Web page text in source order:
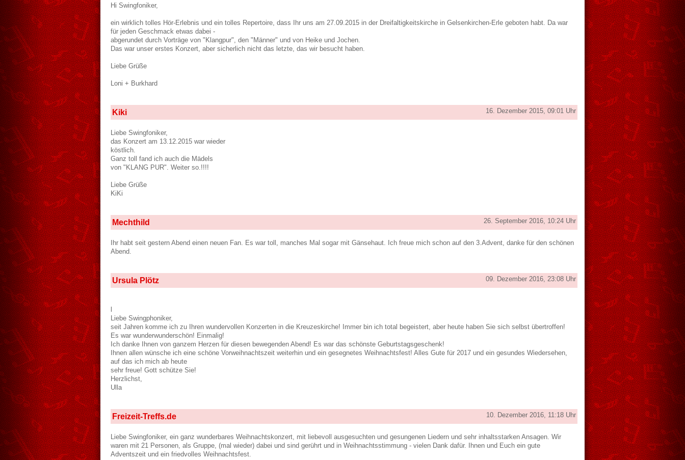
Hi Swingfoniker,
ein wirklich tolles Hör-Erlebnis und ein tolles Repertoire, dass Ihr uns am 27.09.2015 in der Dreifaltigkeitskirche in Gelsenkirchen-Erle geboten habt. Da war
für jeden Geschmack etwas dabei -
abgerundet durch Vorträge von "Klangpur", den "Männer" und von Heike und Jochen.
Das war unser erstes Konzert, aber sicherlich nicht das letzte, das wir besucht haben.
Liebe Grüße
Loni + Burkhard
16. Dezember 2015, 09:01 Uhr
Kiki
Liebe Swingfoniker,
das Konzert am 13.12.2015 war wieder
köstlich.
Ganz toll fand ich auch die Mädels
von "KLANG PUR". Weiter so.!!!!
Liebe Grüße
KiKi
26. September 2016, 10:24 Uhr
Mechthild
Ihr habt seit gestern Abend einen neuen Fan. Es war toll, manches Mal sogar mit Gänsehaut. Ich freue mich schon auf den 3.Advent, danke für den schönen
Abend.
09. Dezember 2016, 23:08 Uhr
Ursula Plötz
Liebe Swingphoniker,
seit Jahren komme ich zu Ihren wundervollen Konzerten in die Kreuzeskirche! Immer bin ich total begeistert, aber heute haben Sie sich selbst übertroffen!
Es war wunderwunderschön! Einmalig!
Ich danke Ihnen von ganzem Herzen für diesen bewegenden Abend! Es war das schönste Geburtstagsgeschenk!
Ihnen allen wünsche ich eine schöne Vorweihnachtszeit weiterhin und ein gesegnetes Weihnachtsfest! Alles Gute für 2017 und ein gesundes Wiedersehen,
auf das ich mich ab heute
sehr freue! Gott schütze Sie!
Herzlichst,
Ulla
10. Dezember 2016, 11:18 Uhr
Freizeit-Treffs.de
Liebe Swingfoniker, ein ganz wunderbares Weihnachtskonzert, mit liebevoll ausgesuchten und gesungenen Liedern und sehr inhaltsstarken Ansagen. Wir
waren mit 21 Personen, als Gruppe, (mal wieder) dabei und sind gerührt und in Weihnachtsstimmung - vielen Dank dafür. Ihnen und Euch ein gute
Adventszeit und ein friedvolles Weihnachtsfest.